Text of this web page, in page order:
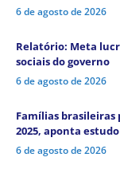
6 de agosto de 2026
Relatório: Meta
sociais do governo
6 de agosto de 2026
Famílias brasileiras
2025, aponta estudo
6 de agosto de 2026